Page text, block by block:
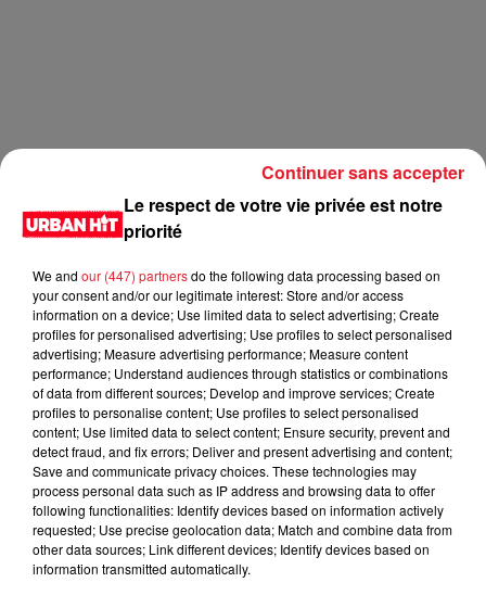
0:00 3 min 22 sec
22 septembre 2022 - 3 min 22 sec
L'info Moulaga du 22/09/2022
Du lundi au vendredi, de 6h à 09h, retrouvez Evan, Sandro,
Le respect de votre vie privée est notre
priorité
We and our (447) partnersdo the following data processing based on
your consent and/or our legitimate interest: Store and/or access
information on a device; Use limited data to select advertising; Create
profiles for personalised advertising; Use profiles to select personalised
advertising; Measure advertising performance; Measure content
performance; Understand audiences through statistics or combinations
of data from different sources; Develop and improve services; Create
profiles to personalise content; Use profiles to select personalised
content; Use limited data to select content; Ensure security, prevent and
detect fraud, and fix errors; Deliver and present advertising and content;
Save and communicate privacy choices. These technologies may
process personal data such as IP address and browsing data to offer
following functionalities: Identify devices based on information actively
requested; Use precise geolocation data; Match and combine data from
other data sources; Link different devices; Identify devices based on
information transmitted automatically.
Continuer sans accepter